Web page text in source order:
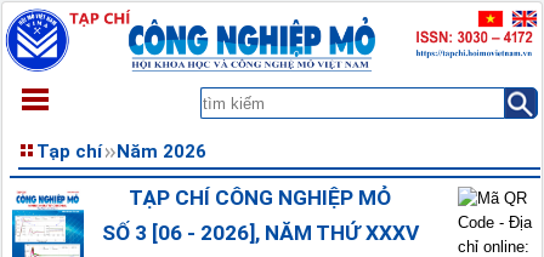
TRANG CHỦ
GIỚI THIỆU
TẠP CHÍ
XEM TRƯỚC
Tạp chí Năm 2026
TẠP CHÍ CÔNG NGHIỆP MỎ
SỐ 3 [06 - 2026], NĂM THỨ XXXV